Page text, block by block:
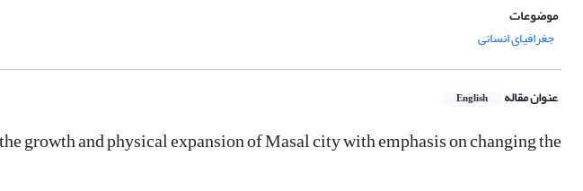
موضوعات
جغرافیای انسانی
عنوان مقاله English
growth and physical expansion of Masal city with emphasis on changing the